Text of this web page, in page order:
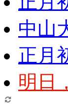
中山
正月
明日